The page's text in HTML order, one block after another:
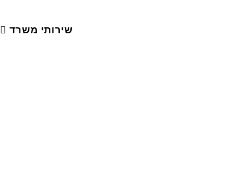
שירותי משרד